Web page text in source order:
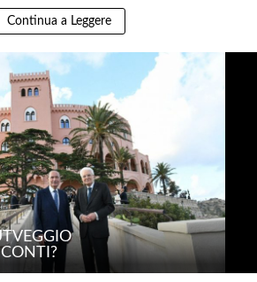
Continua a Leggere